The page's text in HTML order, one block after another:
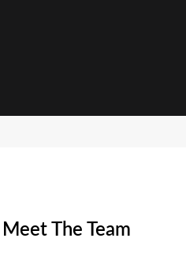
Meet The Team